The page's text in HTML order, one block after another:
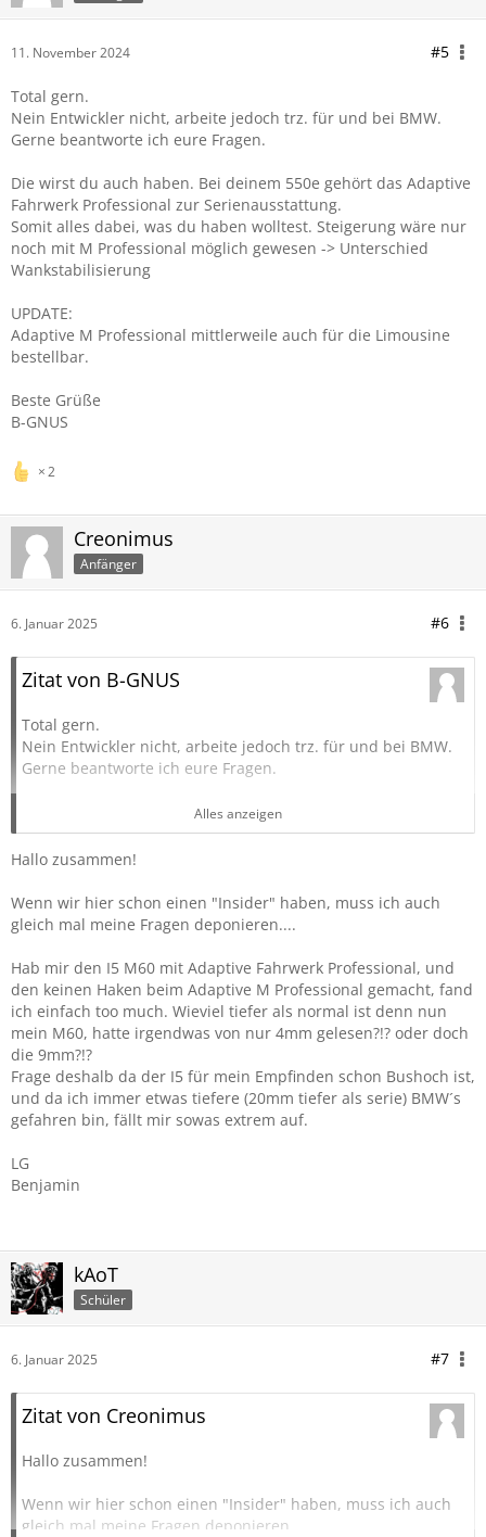
11. November 2024 #5
Total gern.
Nein Entwickler nicht, arbeite jedoch trz. für und bei BMW.
Gerne beantworte ich eure Fragen.
Die wirst du auch haben. Bei deinem 550e gehört das Adaptive
Fahrwerk Professional zur Serienausstattung.
Somit alles dabei, was du haben wolltest. Steigerung wäre nur
noch mit M Professional möglich gewesen -> Unterschied
Wankstabilisierung
UPDATE:
Adaptive M Professional mittlerweile auch für die Limousine
bestellbar.
Beste Grüße
B-GNUS
2
Creonimus
Anfänger
6. Januar 2025 #6
Zitat von B-GNUS
Total gern.
Nein Entwickler nicht, arbeite jedoch trz. für und bei BMW.
Gerne beantworte ich eure Fragen.
Die wirst du auch haben. Bei deinem 550e gehört das
Adaptive Fahrwerk Professional zur Serienausstattung.
Somit alles dabei, was du haben wolltest. Steigerung wäre
Unterschied Wankstabilisierung
Adaptive M Professional mittlerweile auch für die Limousine
bestellbar.
Beste Grüße
B-GNUS
Alles anzeigen
Hallo zusammen!
Wenn wir hier schon einen "Insider" haben, muss ich auch
gleich mal meine Fragen deponieren....
Hab mir den I5 M60 mit Adaptive Fahrwerk Professional, und
den keinen Haken beim Adaptive M Professional gemacht, fand
ich einfach too much. Wieviel tiefer als normal ist denn nun
mein M60, hatte irgendwas von nur 4mm gelesen?!? oder doch
die 9mm?!?
Frage deshalb da der I5 für mein Empfinden schon Bushoch ist,
und da ich immer etwas tiefere (20mm tiefer als serie) BMW´s
gefahren bin, fällt mir sowas extrem auf.
LG
Benjamin
kAoT
Schüler
6. Januar 2025 #7
Zitat von Creonimus
Hallo zusammen!
Wenn wir hier schon einen "Insider" haben, muss ich auch
gleich mal meine Fragen deponieren....